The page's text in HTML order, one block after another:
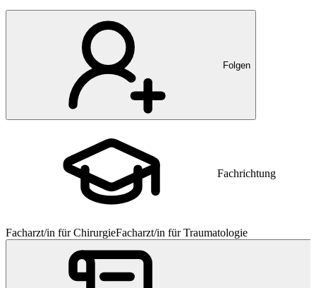
Folgen
Fachrichtung
Facharzt/in für ChirurgieFacharzt/in für Traumatologie